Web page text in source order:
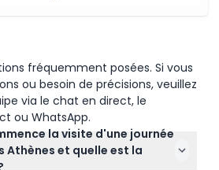
fréquemment posées. Si vous
ou besoin de précisions, veuillez
via le chat en direct, le
ou WhatsApp.
la visite d'une journée
Athènes et quelle est la